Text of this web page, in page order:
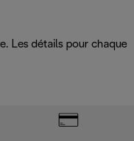
Les détails pour chaque